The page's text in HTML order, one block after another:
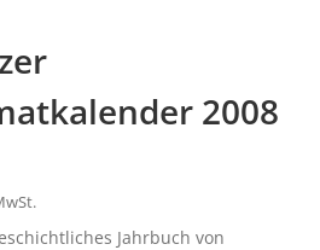
2008
Jahrbuch von